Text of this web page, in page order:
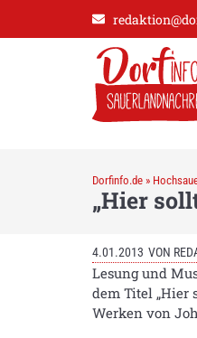
Dorfinfo.de »
„Hier
4.01.2013 VON
Lesung und
dem Titel „Hier
Werken von